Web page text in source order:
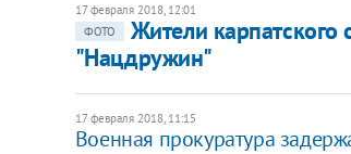
17 февраля 2018, 12:01
ФОТО
​Жители
"Нацдружин"
17 февраля 2018, 11:15
Военная прокуратура